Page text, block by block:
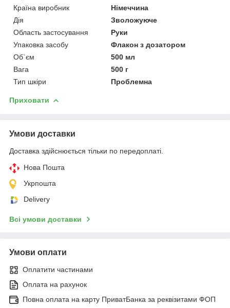
Країна виробник
Німеччина
Дія
Зволожуюче
Область застосування
Руки
Упаковка засобу
Флакон з дозатором
Об`єм
500 мл
Вага
500 г
Тип шкіри
Проблемна
Приховати
Умови доставки
Доставка здійснюється тільки по передоплаті.
Нова Пошта
Укрпошта
Delivery
Всі умови доставки
Умови оплати
Оплатити частинами
Оплата на рахунок
Повна оплата на карту ПриватБанка за реквізитами ФОП